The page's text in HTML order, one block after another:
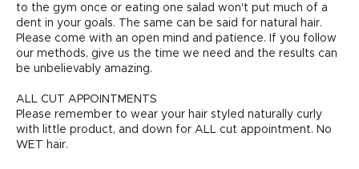
to the gym once or eating one salad won't put much of a
dent in your goals. The same can be said for natural hair.
Please come with an open mind and patience. If you follow
our methods, give us the time we need and the results can
be unbelievably amazing.
ALL CUT APPOINTMENTS
Please remember to wear your hair styled naturally curly
with little product, and down for ALL cut appointment. No
WET hair.